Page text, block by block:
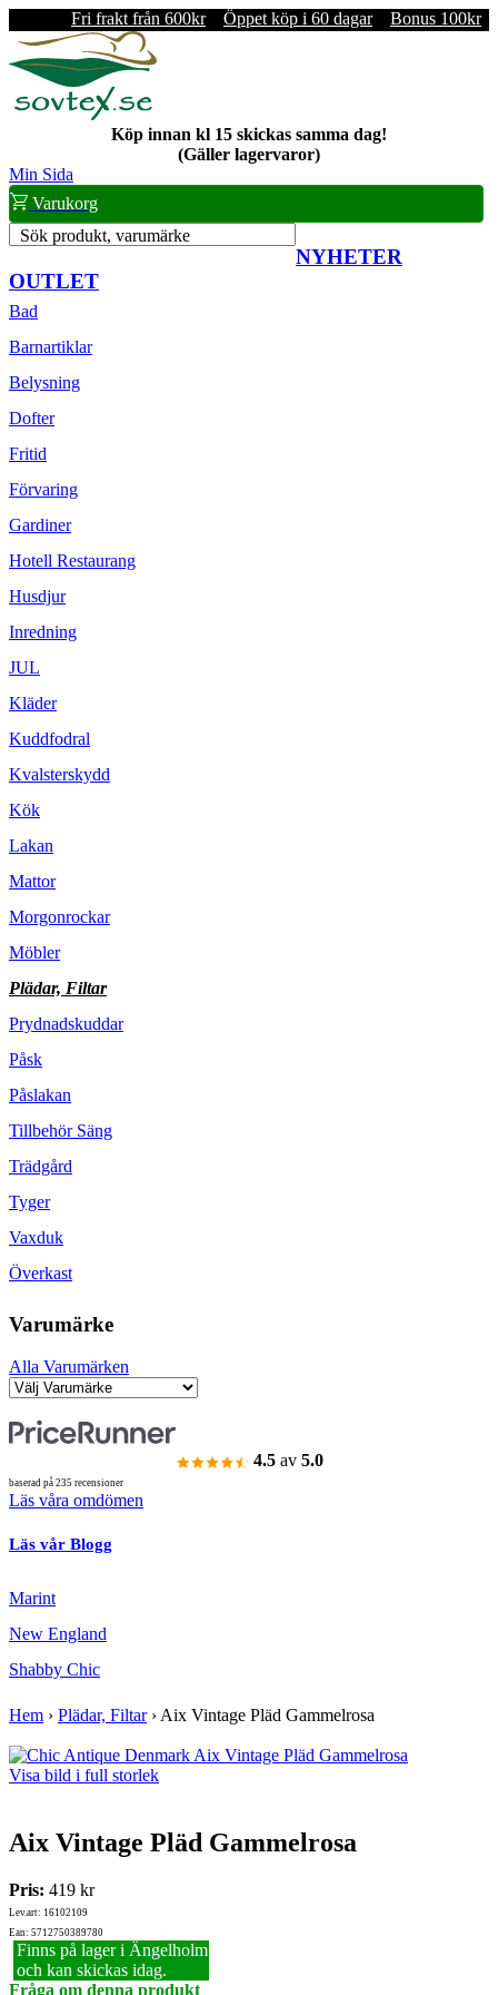
Fri frakt från 600kr Öppet köp i 60 dagar Bonus 100kr
Köp innan kl 15 skickas samma dag!
(Gäller lagervaror)
Min Sida
Varukorg
Sök produkt, varumärke
NYHETER
OUTLET
Bad
Barnartiklar
Belysning
Dofter
Fritid
Förvaring
Gardiner
Hotell Restaurang
Husdjur
Inredning
JUL
Kläder
Kuddfodral
Kvalsterskydd
Kök
Lakan
Mattor
Morgonrockar
Möbler
Plädar, Filtar
Prydnadskuddar
Påsk
Påslakan
Tillbehör Säng
Trädgård
Tyger
Vaxduk
Överkast
Varumärke
Alla Varumärken
4.5 av 5.0
baserad på 235 recensioner
Läs våra omdömen
Läs vår Blogg
Marint
New England
Shabby Chic
Hem › Plädar, Filtar›Aix Vintage Pläd Gammelrosa
Visa bild i full storlek
Aix Vintage Pläd Gammelrosa
Pris: 419 kr
Lev.art: 16102109
Ean: 5712750389780
Finns på lager i Ängelholm
och kan skickas idag.
Fråga om denna produkt